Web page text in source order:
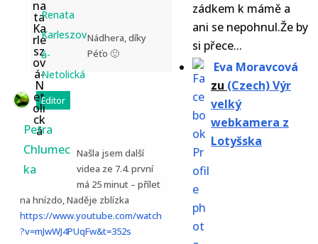
zádkem k mámě a
ani se nepohnul.Že by
si přece...
Eva Moravcová
zu (Czech) Výr
velký
webkamera z
Lotyšska
Renata
Karleszov
á-
Netolická
Nádhera, díky
Péťo 🙂
Editor
Petra
Chlumec
ka
Našla jsem další
videa ze 7.4. první
má 25 minut – přílet
na hnízdo, Naděje zblízka
https://www.youtube.com/watch
?v=mJwWJ4PUqFw&t=352s